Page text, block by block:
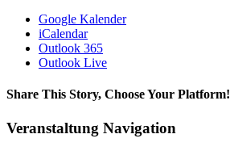
Google Kalender
iCalendar
Outlook 365
Outlook Live
Share This Story, Choose Your Platform!
Facebook
WhatsApp
Email
Veranstaltung Navigation